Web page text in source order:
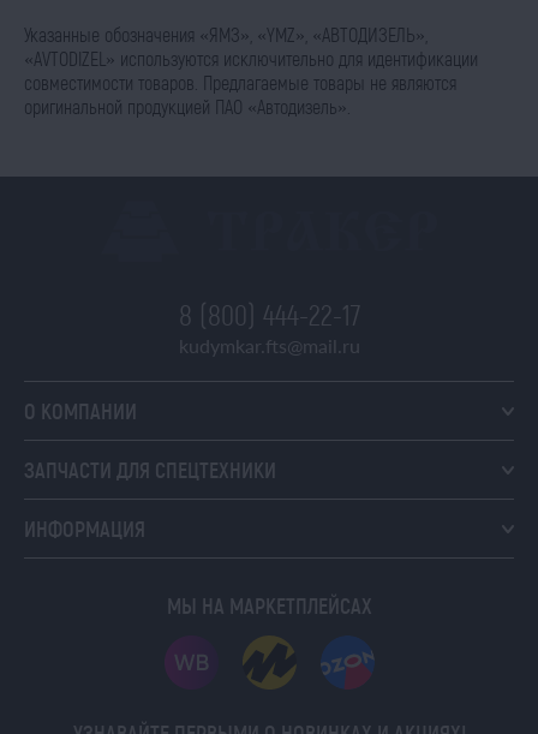
Указанные обозначения «ЯМЗ», «YMZ», «АВТОДИЗЕЛЬ»,
«AVTODIZEL» используются исключительно для идентификации
совместимости товаров. Предлагаемые товары не являются
оригинальной продукцией ПАО «Автодизель».
8 (800) 444-22-17
kudymkar.fts@mail.ru
О КОМПАНИИ
ЗАПЧАСТИ ДЛЯ СПЕЦТЕХНИКИ
ИНФОРМАЦИЯ
МЫ НА МАРКЕТПЛЕЙСАХ